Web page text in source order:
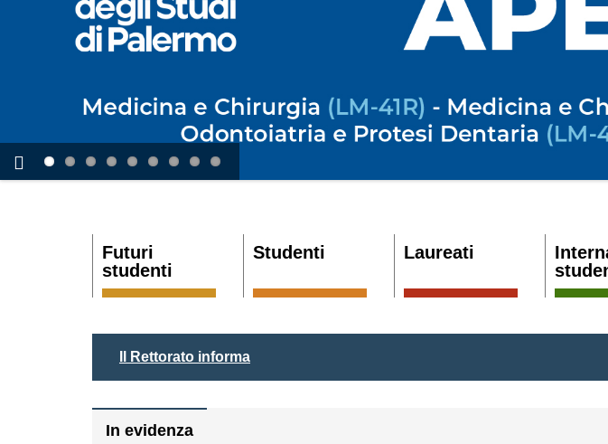
Futuri
studenti
Studenti Laureati
Il Rettorato informa
In evidenza